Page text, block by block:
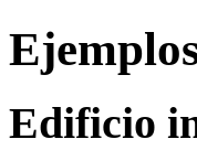
Edificio